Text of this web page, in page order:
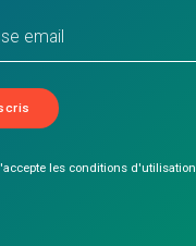
les conditions d'utilisation